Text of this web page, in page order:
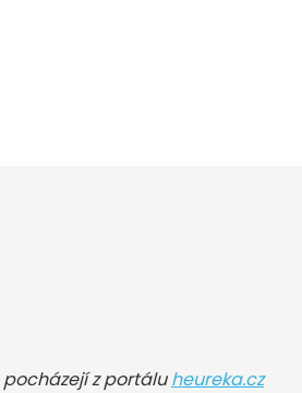
pocházejí z portáluheureka.cz